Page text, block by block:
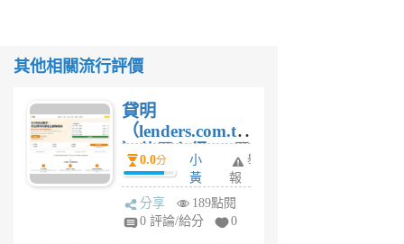
其他相關流行評價
貸明
（lenders.com.tw
）使用心得 — 民
間貸款比較平台
體驗
0.0分
小
黃
蜂
4
舉
報
分享
189點閱
0 評論/給分
0